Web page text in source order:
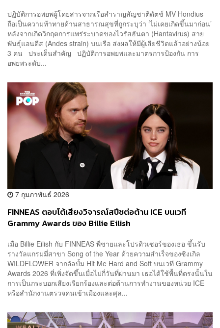
ปฏิบัติการอพยพผู้โดยสารจากเรือสำราญสัญชาติดัตช์ MV Hondius
ถือเป็นความท้าทายด้านสาธารณสุขที่ถูกระบุว่า ‘ไม่เคยเกิดขึ้นมาก่อน’
หลังจากเกิดวิกฤตการแพร่ระบาดของไวรัสฮันตา (Hantavirus) สาย
พันธุ์แอนดีส (Andes strain) บนเรือ ส่งผลให้มีผู้เสียชีวิตแล้วอย่างน้อย
3 คน ประเด็นสำคัญ ปฏิบัติการอพยพและมาตรการป้องกัน การ
อพยพระดับ...
7 กุมภาพันธ์ 2026
FINNEAS ตอบโต้เสียงวิจารณ์สปีชต่อต้าน ICE บนเวที
Grammy Awards ของ Billie Eilish
เมื่อ Billie Eilish กับ FINNEAS พี่ชายและโปรดิวเซอร์ของเธอ ขึ้นรับ
รางวัลแกรมมี่สาขา Song of the Year ด้วยความสำเร็จของซิงเกิล
WILDFLOWER จากอัลบั้ม Hit Me Hard and Soft บนเวที Grammy
Awards 2026 ที่เพิ่งจัดขึ้นเมื่อไม่กี่วันที่ผ่านมา เธอได้ใช้พื้นที่ตรงนั้นใน
การเป็นกระบอกเสียงเรียกร้องและต่อต้านการทำงานของหน่วย ICE
หรือสำนักงานตรวจคนเข้าเมืองและศุล...